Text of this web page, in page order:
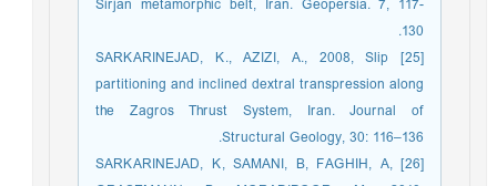
Sirjan metamorphic belt, Iran. Geopersia. 7, 117-
130.
[25] SARKARINEJAD, K., AZIZI, A., 2008, Slip
partitioning and inclined dextral transpression along
the Zagros Thrust System, Iran. Journal of
Structural Geology, 30: 116–136.
[26] SARKARINEJAD, K, SAMANI, B, FAGHIH, A,